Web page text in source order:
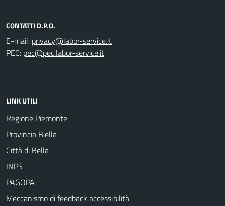
CONTATTI D.P.O.
E-mail:
PEC:
LINK UTILI
Regione Piemonte
Provincia Biella
Città di Bella
INPS
PAGOPA
Meccanismo di feedback accessibilità